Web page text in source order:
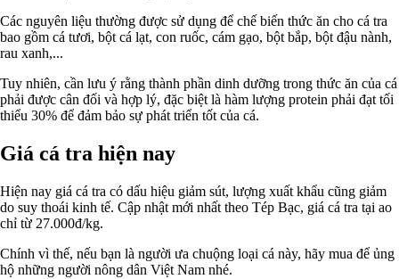
Các nguyên liệu thường được sử dụng để chế biến thức ăn cho cá tra
bao gồm cá tươi, bột cá lạt, con ruốc, cám gạo, bột bắp, bột đậu nành,
rau xanh,...
Tuy nhiên, cần lưu ý rằng thành phần dinh dưỡng trong thức ăn của cá
phải được cân đối và hợp lý, đặc biệt là hàm lượng protein phải đạt tối
thiểu 30% để đảm bảo sự phát triển tốt của cá.
Giá cá tra hiện nay
Hiện nay giá cá tra có dấu hiệu giảm sút, lượng xuất khẩu cũng giảm
do suy thoái kinh tế. Cập nhật mới nhất theo Tép Bạc, giá cá tra tại ao
chỉ từ 27.000đ/kg.
Chính vì thế, nếu bạn là người ưa chuộng loại cá này, hãy mua để ủng
hộ những người nông dân Việt Nam nhé.